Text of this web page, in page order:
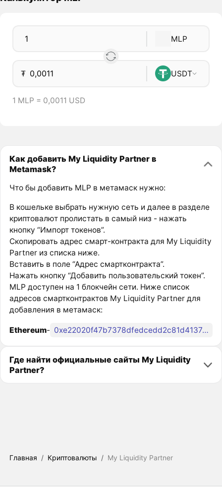
MLP
₮ USDT
1 MLP = 0,0011 USD
Как добавить My Liquidity Partner в
Metamask?
Что бы добавить MLP в метамаск нужно:
В кошельке выбрать нужную сеть и далее в разделе
криптовалют пролистать в самый низ - нажать
кнопку “Импорт токенов”.
Скопировать адрес смарт-контракта для My Liquidity
Partner из списка ниже.
Вставить в поле “Адрес смартконтракта”.
Нажать кнопку “Добавить пользовательский токен”.
MLP доступен на 1 блокчейн сети. Ниже список
адресов смартконтрактов My Liquidity Partner для
добавления в метамаск:
Ethereum- 0xe22020f47b7378dfedcedd2c81d4137c22fe1152
Где найти официальные сайты My Liquidity
Partner?
Главная / Криптовалюты / My Liquidity Partner